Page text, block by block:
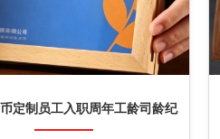
定制员工入职周年工龄司龄纪
念币定制